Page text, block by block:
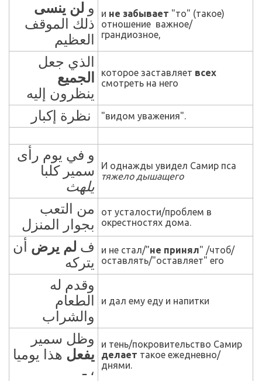
و لن ينسى
ذلك الموقف
العظيم
и не забывает "то" (такое)
отношение важное/
грандиозное,
الذي جعل
الجميع
ينظرون إليه
которое заставляет всех
смотреть на него
نظرة إكبار "видом уважения".
و في يوم رأى
سمير كلبا
يلهث
И однажды увидел Самир пса
тяжело дышащего
من التعب
بجوار المنزل
от усталости/проблем в
окрестностях дома.
ف لم يرض أن
يتركه
и не стал/"не принял" /чтоб/
оставлять/"оставляет" его
وقدم له
الطعام
والشراب
и дал ему еду и напитки
وظل سمير
يفعل هذا يوميا
، ـ
и тень/покровительство Самир
делает такое ежедневно/
днями.